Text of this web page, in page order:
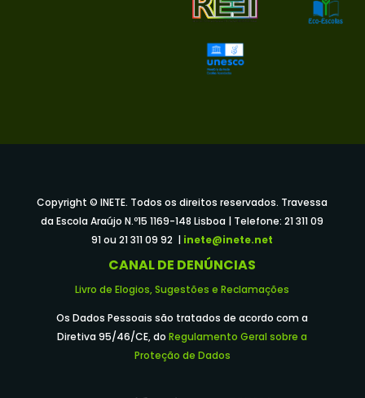
Copyright © INETE. Todos os direitos reservados. Travessa
da Escola Araújo N.º15 1169-148 Lisboa | Telefone: 21 311 09
91 ou 21 311 09 92 | inete@inete.net
CANAL DE DENÚNCIAS
Livro de Elogios, Sugestões e Reclamações
Os Dados Pessoais são tratados de acordo com a
Diretiva 95/46/CE, doRegulamento Geral sobre a
Proteção de Dados